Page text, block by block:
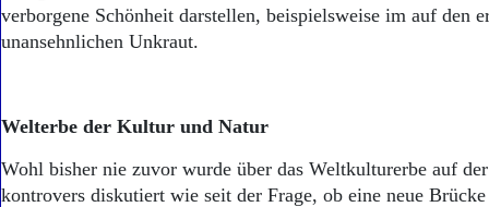
Kontakt
verborgene Schönheit darstellen, beispielsweise im auf den
unansehnlichen Unkraut.
Welterbe der Kultur und Natur
Wohl bisher nie zuvor wurde über das Weltkulturerbe auf
kontrovers diskutiert wie seit der Frage, ob eine neue Brücke